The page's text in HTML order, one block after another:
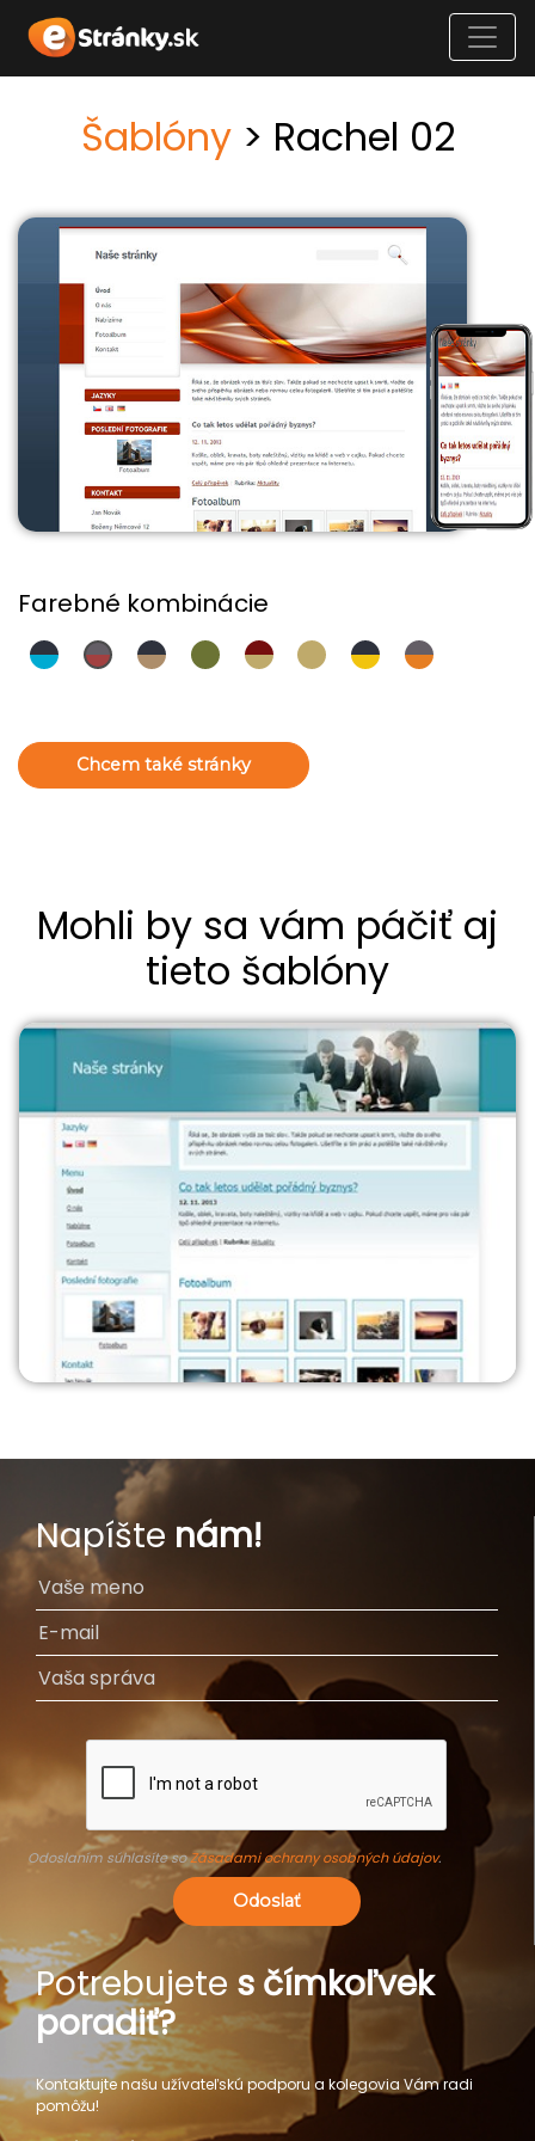
Šablóny> Rachel 02
Farebné kombinácie
Chcem také stránky
Mohli by sa vám páčiť aj
tieto šablóny
Napíšte nám!
Odoslaním súhlasíte soZásadami ochrany osobných údajov.
Odoslať
Potrebujete s čímkoľvek
poradiť?
Kontaktujte našu užívateľskú podporu a kolegovia Vám radi
pomôžu!